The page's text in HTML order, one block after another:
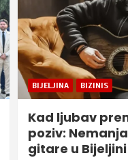
BIJELJINA BIZINIS
Kad ljubav
poziv:
gitare u